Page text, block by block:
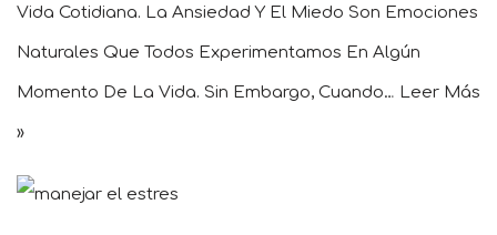
Vida Cotidiana. La Ansiedad Y El Miedo Son Emociones
Naturales Que Todos Experimentamos En Algún
Momento De La Vida. Sin Embargo, Cuando… Leer Más
»